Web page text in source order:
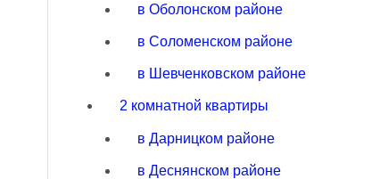
в Оболонском районе
в Соломенском районе
в Шевченковском районе
2 комнатной квартиры
в Дарницком районе
в Деснянском районе